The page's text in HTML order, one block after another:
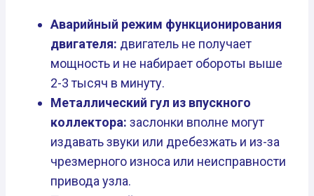
Аварийный режим функционирования
двигателя: двигатель не получает
мощность и не набирает обороты выше
2-3 тысяч в минуту.
Металлический гул из впускного
коллектора: заслонки вполне могут
издавать звуки или дребезжать и из-за
чрезмерного износа или неисправности
привода узла.